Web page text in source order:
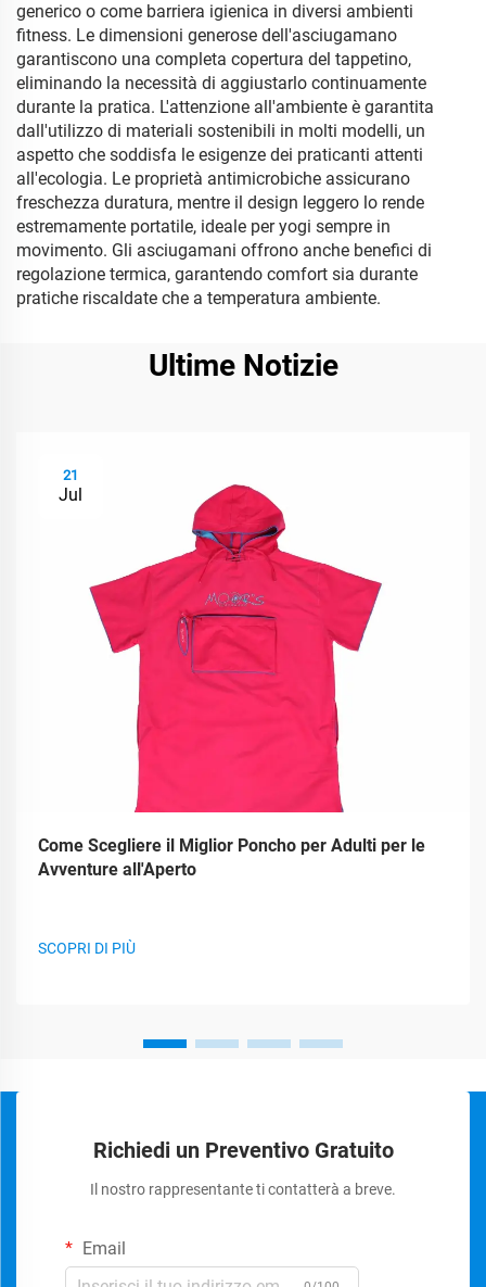
generico o come barriera igienica in diversi ambienti
fitness. Le dimensioni generose dell'asciugamano
garantiscono una completa copertura del tappetino,
eliminando la necessità di aggiustarlo continuamente
durante la pratica. L'attenzione all'ambiente è garantita
dall'utilizzo di materiali sostenibili in molti modelli, un
aspetto che soddisfa le esigenze dei praticanti attenti
all'ecologia. Le proprietà antimicrobiche assicurano
freschezza duratura, mentre il design leggero lo rende
estremamente portatile, ideale per yogi sempre in
movimento. Gli asciugamani offrono anche benefici di
regolazione termica, garantendo comfort sia durante
pratiche riscaldate che a temperatura ambiente.
Ultime Notizie
21
Jul
Come Scegliere il Miglior Poncho per Adulti per le
Avventure all'Aperto
SCOPRI DI PIÙ
Richiedi un Preventivo Gratuito
Il nostro rappresentante ti contatterà a breve.
Email